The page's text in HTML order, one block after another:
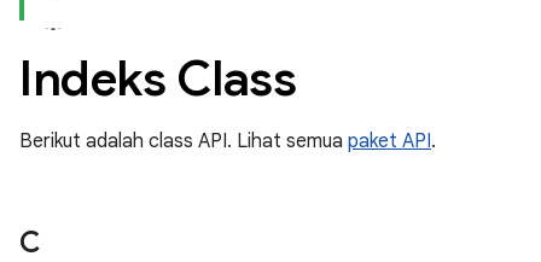
Indeks Class
Berikut adalah class API. Lihat semua paket API.
C